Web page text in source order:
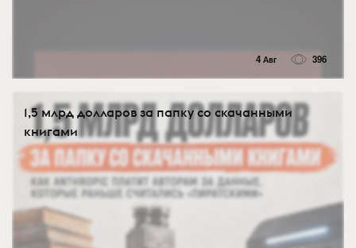
4 Авг 396
1,5 млрд долларов за папку со скачанными
книгами